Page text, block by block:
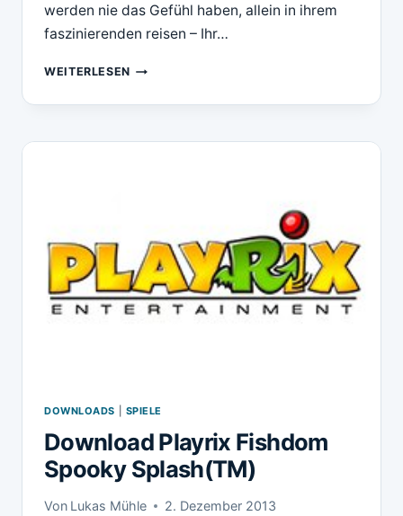
werden nie das Gefühl haben, allein in ihrem
faszinierenden reisen – Ihr…
WEITERLESENDOWNLOAD
ELEMENTALS
MAGIC
DOWNLOADS SPIELE
Download Playrix Fishdom
Spooky Splash(TM)
Von Lukas Mühle 2. Dezember 2013